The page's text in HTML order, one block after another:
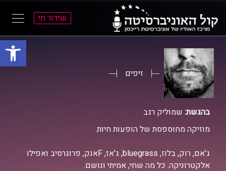
פתח
התפריט
הראשי
התוכן
הראשי
שידור חי
זיפים
בהגשת: שמוליק רגב
מוזיקה מחוספסת של הופעות חיות.
ג'אם, רוק, בלוז, bluegrass, ג'אז, Fאנק, פרוגרסיב ואפילו
אלקטרוניקה. כל מה שחי, אמיתי ונושם.